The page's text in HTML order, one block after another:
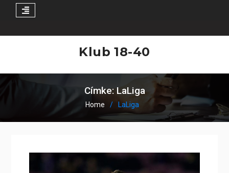
Klub 18-40
Címke:LaLiga
Home LaLiga